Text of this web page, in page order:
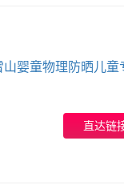
婴童物理防晒儿童
直达